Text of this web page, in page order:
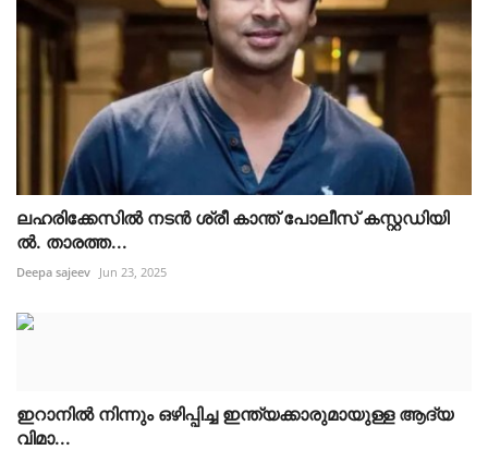
ലഹരിക്കേസിൽ നടൻ ശ്രീ കാന്ത് പോലീസ് കസ്റ്റഡിയി
ൽ. താരത്ത...
Deepa sajeev Jun 23, 2025
ഇറാനിൽ നിന്നും ഒഴിപ്പിച്ച ഇന്ത്യക്കാരുമായുള്ള ആദ്യ
വിമാ...